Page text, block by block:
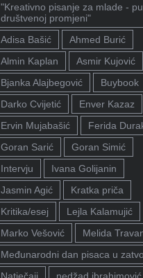
"Kreativno pisanje za mlade -
društvenoj promjeni"
Adisa Bašić
Ahmed Burić
Almin Kaplan
Asmir Kujović
Bjanka Alajbegović
Buybook
Darko Cvijetić
Enver Kazaz
Ervin Mujabašić
Ferida
Goran Sarić
Goran Simić
Intervju
Ivana Golijanin
Jasmin Agić
Kratka priča
Kritika/esej
Lejla Kalamujić
Marko Vešović
Melida
Međunarodni dan pisaca u
Natječaji
nedžad ibrahimović